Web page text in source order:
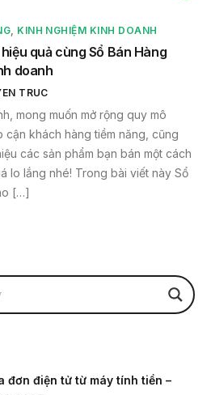
KINH NGHIỆM KINH DOANH
quả cùng Sổ Bán Hàng
doanh
TRUC
mong muốn mở rộng quy mô
khách hàng tiềm năng, cũng
các sản phẩm bạn bán một cách
lo lắng nhé! Trong bài viết này Sổ
[…]
đơn điện tử từ máy tính tiền –